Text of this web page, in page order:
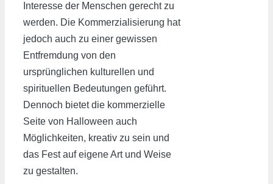
Interesse der Menschen gerecht zu
werden. Die Kommerzialisierung hat
jedoch auch zu einer gewissen
Entfremdung von den
ursprünglichen kulturellen und
spirituellen Bedeutungen geführt.
Dennoch bietet die kommerzielle
Seite von Halloween auch
Möglichkeiten, kreativ zu sein und
das Fest auf eigene Art und Weise
zu gestalten.